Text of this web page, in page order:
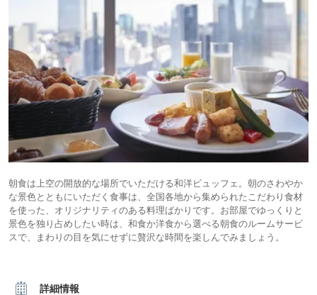
朝食は上空の開放的な場所でいただける和洋ビュッフェ。朝のさわやか
な景色とともにいただく食事は、全国各地から集められたこだわり食材
を使った、オリジナリティのある料理ばかりです。お部屋でゆっくりと
景色を独り占めしたい時は、和食か洋食から選べる朝食のルームサービ
スで、まわりの目を気にせずに贅沢な時間を楽しんでみましょう。
詳細情報